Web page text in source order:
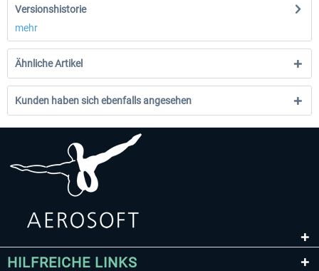
Versionshistorie
mehr
Ähnliche Artikel
Kunden haben sich ebenfalls angesehen
HILFREICHE LINKS